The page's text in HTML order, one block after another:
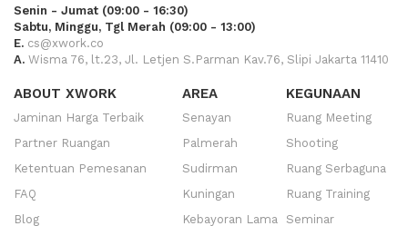
Senin - Jumat (09:00 - 16:30)
Sabtu, Minggu, Tgl Merah (09:00 - 13:00)
E. cs@xwork.co
A. Wisma 76, lt.23, Jl. Letjen S.Parman Kav.76, Slipi Jakarta 11410
ABOUT XWORK
Jaminan Harga Terbaik
Partner Ruangan
Ketentuan Pemesanan
FAQ
Blog
AREA
Senayan
Palmerah
Sudirman
Kuningan
Kebayoran Lama
KEGUNAAN
Ruang Meeting
Shooting
Ruang Serbaguna
Ruang Training
Seminar